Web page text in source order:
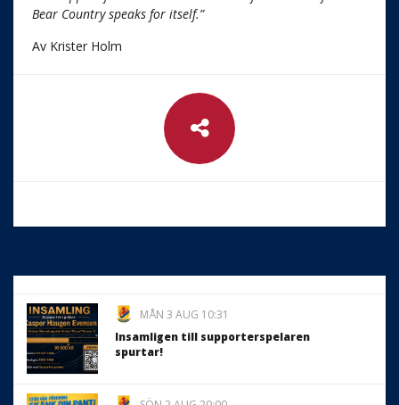
Bear Country speaks for itself.”
Av Krister Holm
MÅN 3 AUG 10:31
Insamligen till supporterspelaren
spurtar!